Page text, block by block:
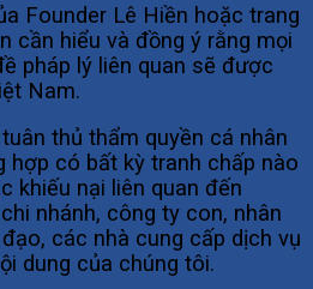
Founder Lê Hiền hoặc trang
cần hiểu và đồng ý rằng mọi
pháp lý liên quan sẽ được
Nam.
thủ thẩm quyền cá nhân
hợp có bất kỳ tranh chấp nào
khiếu nại liên quan đến
nhánh, công ty con, nhân
các nhà cung cấp dịch vụ
dung của chúng tôi.